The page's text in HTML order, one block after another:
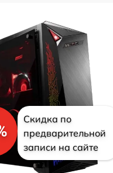
Скидка по
предварительной
записи на сайте